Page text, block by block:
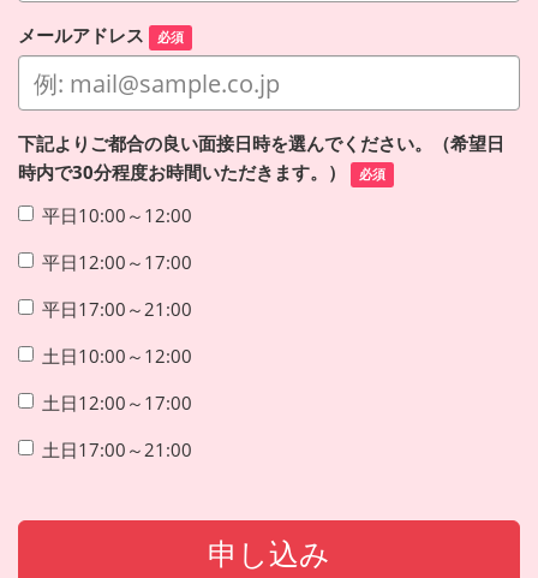
メールアドレス 必須
下記よりご都合の良い面接日時を選んでください。（希望日
時内で30分程度お時間いただきます。）
必須
平日10:00～12:00
平日12:00～17:00
平日17:00～21:00
土日10:00～12:00
土日12:00～17:00
土日17:00～21:00
申し込み